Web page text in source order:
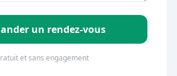
un rendez-vous
et sans engagement